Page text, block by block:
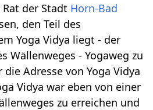
der Stadt Horn-Bad
den Teil des
Yoga Vidya liegt - der
Wällenweges - Yogaweg zu
Adresse von Yoga Vidya
Vidya war eben von einer
zu erreichen und